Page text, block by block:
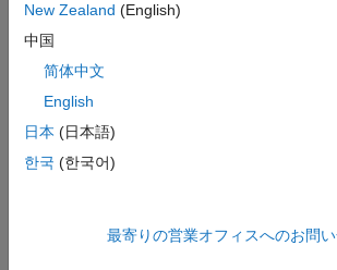
design a position controller for a
Receive Mission and Flight Parameter
Using MAVLink Microservices
Implement MAVLink Microservices in
Design Quadrotor Position and
Use the UAV Toolbox Support Package
to design position and attitude controller
New Zealand (English)
中国
简体中文
English
日本 (日本語)
한국 (한국어)
最寄りの営業オフィスへのお問